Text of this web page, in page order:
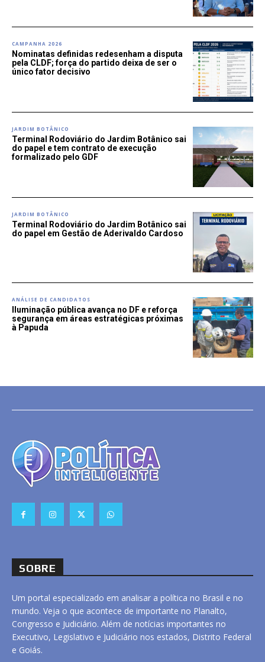
CAMPANHA 2026
Nominatas definidas redesenham a disputa
pela CLDF; força do partido deixa de ser o
único fator decisivo
JARDIM BOTÂNICO
Terminal Rodoviário do Jardim Botânico sai
do papel e tem contrato de execução
formalizado pelo GDF
JARDIM BOTÂNICO
Terminal Rodoviário do Jardim Botânico sai
do papel em Gestão de Aderivaldo Cardoso
ANÁLISE DE CANDIDATOS
Iluminação pública avança no DF e reforça
segurança em áreas estratégicas próximas
à Papuda
SOBRE
Um portal especializado em analisar a política no Brasil e no
mundo. Veja o que acontece de importante no Planalto,
Congresso e Judiciário. Além de notícias importantes no
Executivo, Legislativo e Judiciário nos estados, Distrito Federal
e Goiás.